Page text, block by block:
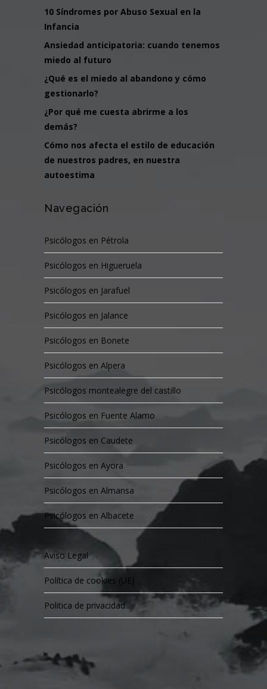
10 Síndromes por Abuso Sexual en la
Infancia
Ansiedad anticipatoria: cuando tenemos
miedo al futuro
¿Qué es el miedo al abandono y cómo
gestionarlo?
¿Por qué me cuesta abrirme a los
demás?
Cómo nos afecta el estilo de educación
de nuestros padres, en nuestra
autoestima
Navegación
Psicólogos en Pétrola
Psicólogos en Higueruela
Psicólogos en Jarafuel
Psicólogos en Jalance
Psicólogos en Bonete
Psicólogos en Alpera
Psicólogos montealegre del castillo
Psicólogos en Fuente Alamo
Psicólogos en Caudete
Psicólogos en Ayora
Psicólogos en Almansa
Psicólogos en Albacete
Aviso Legal
Política de cookies (UE)
Politica de privacidad